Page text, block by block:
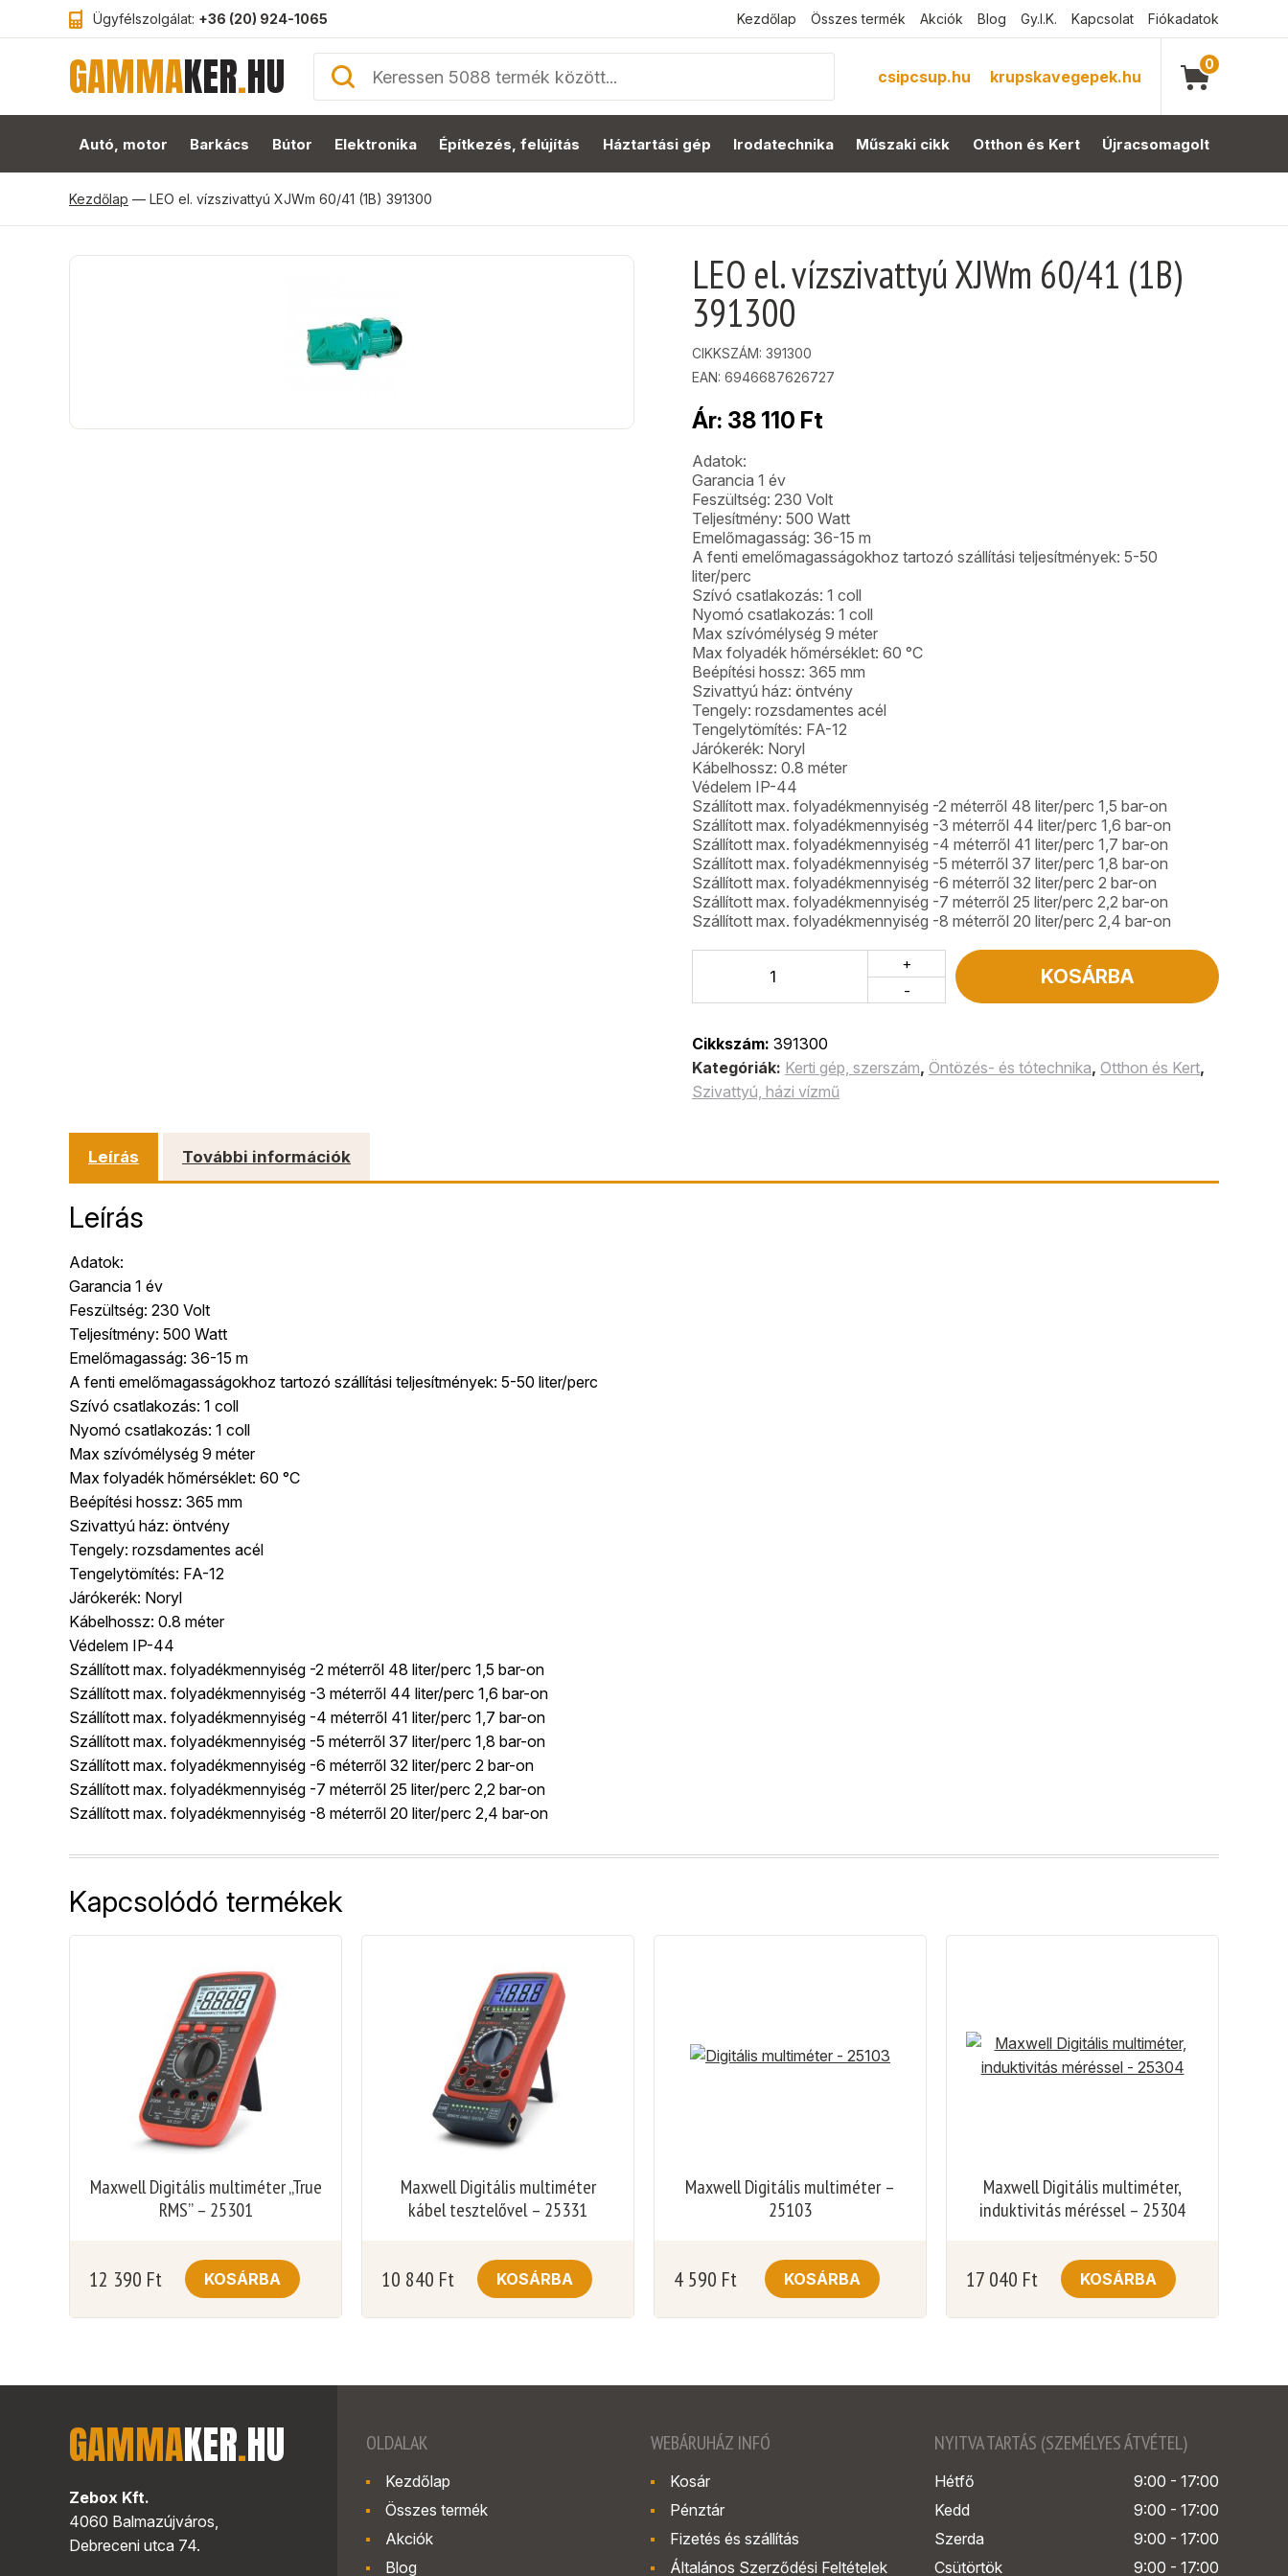
Ügyfélszolgálat: +36 (20) 924-1065 Kezdőlap Összes termék Akciók Blog Gy.I.K. Kapcsolat Fiókadatok
GAMMAKER.HU csipcsup.hu krupskavegepek.hu
0
Autó, motor Barkács Bútor Elektronika Építkezés, felújítás Háztartási gép Irodatechnika Műszaki cikk Otthon és Kert Újracsomagolt
Kezdőlap — LEO el. vízszivattyú XJWm 60/41 (1B) 391300
LEO el. vízszivattyú XJWm 60/41 (1B)
391300
CIKKSZÁM: 391300
EAN: 6946687626727
Ár: 38 110 Ft
Adatok:
Garancia 1 év
Feszültség: 230 Volt
Teljesítmény: 500 Watt
Emelőmagasság: 36-15 m
A fenti emelőmagasságokhoz tartozó szállítási teljesítmények: 5-50
liter/perc
Szívó csatlakozás: 1 coll
Nyomó csatlakozás: 1 coll
Max szívómélység 9 méter
Max folyadék hőmérséklet: 60 °C
Beépítési hossz: 365 mm
Szivattyú ház: öntvény
Tengely: rozsdamentes acél
Tengelytömítés: FA-12
Járókerék: Noryl
Kábelhossz: 0.8 méter
Védelem IP-44
Szállított max. folyadékmennyiség -2 méterről 48 liter/perc 1,5 bar-on
Szállított max. folyadékmennyiség -3 méterről 44 liter/perc 1,6 bar-on
Szállított max. folyadékmennyiség -4 méterről 41 liter/perc 1,7 bar-on
Szállított max. folyadékmennyiség -5 méterről 37 liter/perc 1,8 bar-on
Szállított max. folyadékmennyiség -6 méterről 32 liter/perc 2 bar-on
Szállított max. folyadékmennyiség -7 méterről 25 liter/perc 2,2 bar-on
Szállított max. folyadékmennyiség -8 méterről 20 liter/perc 2,4 bar-on
-
+
KOSÁRBA
Cikkszám: 391300
Kategóriák: Kerti gép, szerszám, Öntözés- és tótechnika, Otthon és Kert,
Szivattyú, házi vízmű
Leírás További információk
Leírás
Adatok:
Garancia 1 év
Feszültség: 230 Volt
Teljesítmény: 500 Watt
Emelőmagasság: 36-15 m
A fenti emelőmagasságokhoz tartozó szállítási teljesítmények: 5-50 liter/perc
Szívó csatlakozás: 1 coll
Nyomó csatlakozás: 1 coll
Max szívómélység 9 méter
Max folyadék hőmérséklet: 60 °C
Beépítési hossz: 365 mm
Szivattyú ház: öntvény
Tengely: rozsdamentes acél
Tengelytömítés: FA-12
Járókerék: Noryl
Kábelhossz: 0.8 méter
Védelem IP-44
Szállított max. folyadékmennyiség -2 méterről 48 liter/perc 1,5 bar-on
Szállított max. folyadékmennyiség -3 méterről 44 liter/perc 1,6 bar-on
Szállított max. folyadékmennyiség -4 méterről 41 liter/perc 1,7 bar-on
Szállított max. folyadékmennyiség -5 méterről 37 liter/perc 1,8 bar-on
Szállított max. folyadékmennyiség -6 méterről 32 liter/perc 2 bar-on
Szállított max. folyadékmennyiség -7 méterről 25 liter/perc 2,2 bar-on
Szállított max. folyadékmennyiség -8 méterről 20 liter/perc 2,4 bar-on
Kapcsolódó termékek
Maxwell Digitális multiméter „True
RMS” – 25301
12 390 Ft KOSÁRBA
Maxwell Digitális multiméter
kábel tesztelővel – 25331
10 840 Ft KOSÁRBA
Maxwell Digitális multiméter –
25103
4 590 Ft KOSÁRBA
Maxwell Digitális multiméter,
induktivitás méréssel – 25304
17 040 Ft KOSÁRBA
GAMMAKER.HU
Zebox Kft.
4060 Balmazújváros,
Debreceni utca 74.
OLDALAK
Kezdőlap
Összes termék
Akciók
Blog
WEBÁRUHÁZ INFÓ
Kosár
Pénztár
Fizetés és szállítás
Általános Szerződési Feltételek
NYITVA TARTÁS (SZEMÉLYES ÁTVÉTEL)
Hétfő
9:00 - 17:00
Kedd
9:00 - 17:00
Szerda
9:00 - 17:00
Csütörtök
9:00 - 17:00